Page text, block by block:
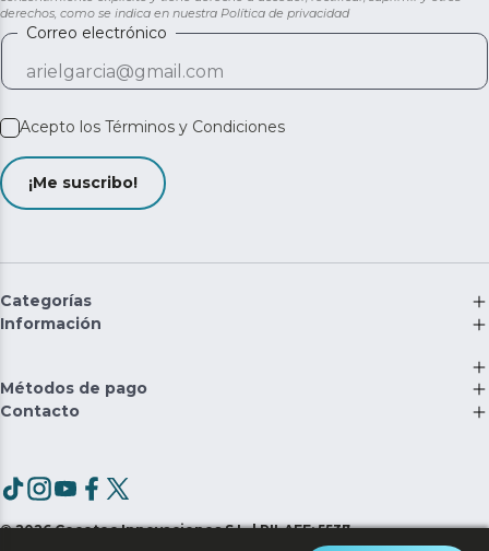
derechos, como se indica en nuestra Política de privacidad
Correo electrónico
Acepto los Términos y Condiciones
¡Me suscribo!
Categorías
Información
Métodos de pago
Contacto
©2026 Cecotec Innovaciones S.L. | RII-AEE: 5537